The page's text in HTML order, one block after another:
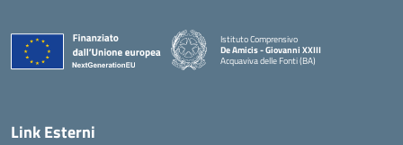
Istituto Comprensivo
De Amicis - Giovanni XXIII
Acquaviva delle Fonti (BA)
— Visita la pagina iniziale della scuola
Link Esterni